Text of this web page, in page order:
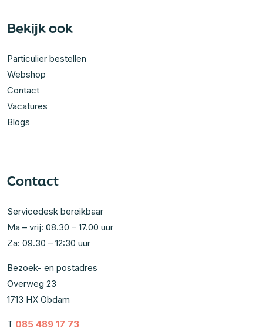
Bekijk ook
Particulier bestellen
Webshop
Contact
Vacatures
Blogs
Contact
Servicedesk bereikbaar
Ma – vrij: 08.30 – 17.00 uur
Za: 09.30 – 12:30 uur
Bezoek- en postadres
Overweg 23
1713 HX Obdam
T 085 489 17 73